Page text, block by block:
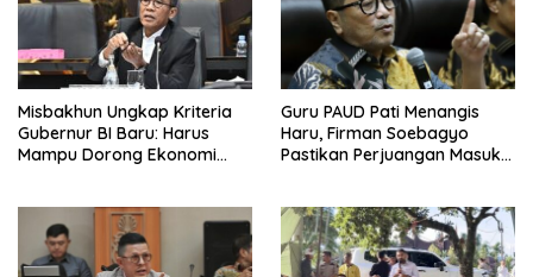
Misbakhun Ungkap Kriteria
Gubernur BI Baru: Harus
Mampu Dorong Ekonomi
Guru PAUD Pati Menangis
Haru, Firman Soebagyo
Pastikan Perjuangan Masuk